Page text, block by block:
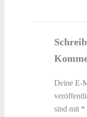
Deine E-
sind mit *